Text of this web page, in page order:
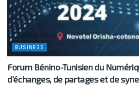
BUSINESS
Forum Bénino-Tunisien du
d’échanges, de partages et de